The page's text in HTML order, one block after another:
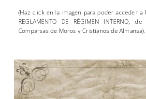
(Haz click en la imagen para poder acceder a
REGLAMENTO DE RÉGIMEN INTERNO,
Comparsas de Moros y Cristianos de Almansa).